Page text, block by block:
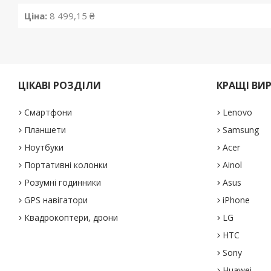
Ціна: 8 499,15 ₴
ЦІКАВІ РОЗДІЛИ
Смартфони
Планшети
Ноутбуки
Портативні колонки
Розумні годинники
GPS навігатори
Квадрокоптери, дрони
КРАЩІ
Lenovo
Samsung
Acer
Ainol
Asus
iPhone
LG
HTC
Sony